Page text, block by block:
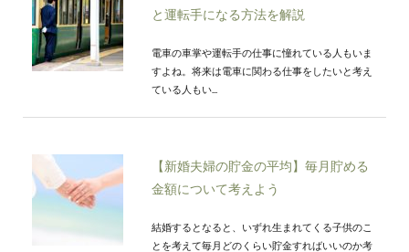
と運転手になる方法を解説
電車の車掌や運転手の仕事に憧れている人もいま
すよね。将来は電車に関わる仕事をしたいと考え
ている人もい...
【新婚夫婦の貯金の平均】毎月貯める
金額について考えよう
結婚するとなると、いずれ生まれてくる子供のこ
とを考えて毎月どのくらい貯金すればいいのか考